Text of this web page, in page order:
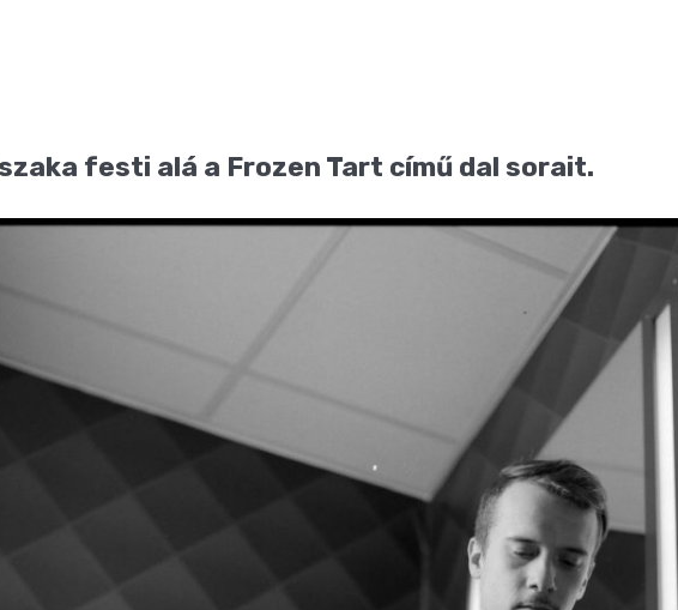
festi alá a Frozen Tart című dal sorait.